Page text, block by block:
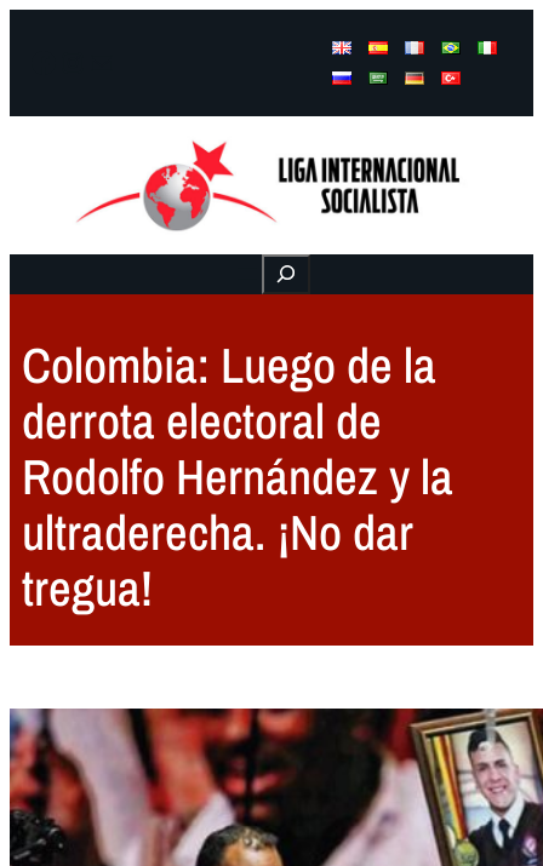
Buscar
Colombia: Luego de la
derrota electoral de
Rodolfo Hernández y la
ultraderecha. ¡No dar
tregua!